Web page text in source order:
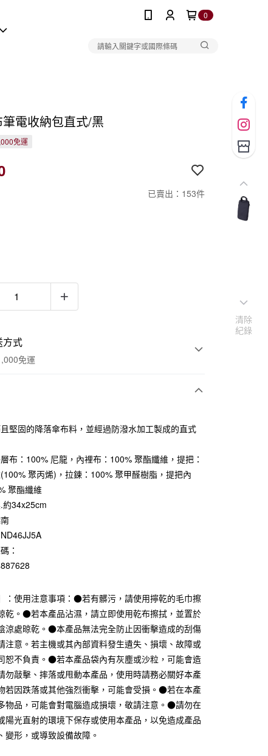
0
電收納包直式/黑
免運
已賣出：153件
方式
免運
款
率 每期NT$196 21家銀行
業銀行
第一商業銀行
行
蓄銀行
業銀行
業銀行
）商業銀行
行
行
業銀行
用卡公司
滿NT$1,000(含以上)免運費
貨
滿NT$1,000(含以上)免運費
滿NT$1,000(含以上)免運費
堅固的降落傘布料，並經過防潑水加工製成的直式
布：100% 尼龍，內裡布：100% 聚酯纖維，提把：
聚丙烯)，拉鍊：100% 聚甲醛樹脂，提把內
聚酯纖維
約34x25cm
：
：使用注意事項：●若有髒污，請使用擰乾的毛巾擦
乾。●若本產品沾濕，請立即使用乾布擦拭，並置於
涼處晾乾。●本產品無法完全防止因衝擊造成的刮傷
注意。若主機或其內部資料發生遺失、損壞、故障或
恕不負責。●若本產品袋內有灰塵或沙粒，可能會造
敲擊、摔落或甩動本產品，使用時請務必關好本產
若因跌落或其他強烈衝擊，可能會受損。●若在本產
物品，可能會對電腦造成損壞，敬請注意。●請勿在
陽光直射的環境下保存或使用本產品，以免造成產品
變形，或導致設備故障。
清除
紀錄